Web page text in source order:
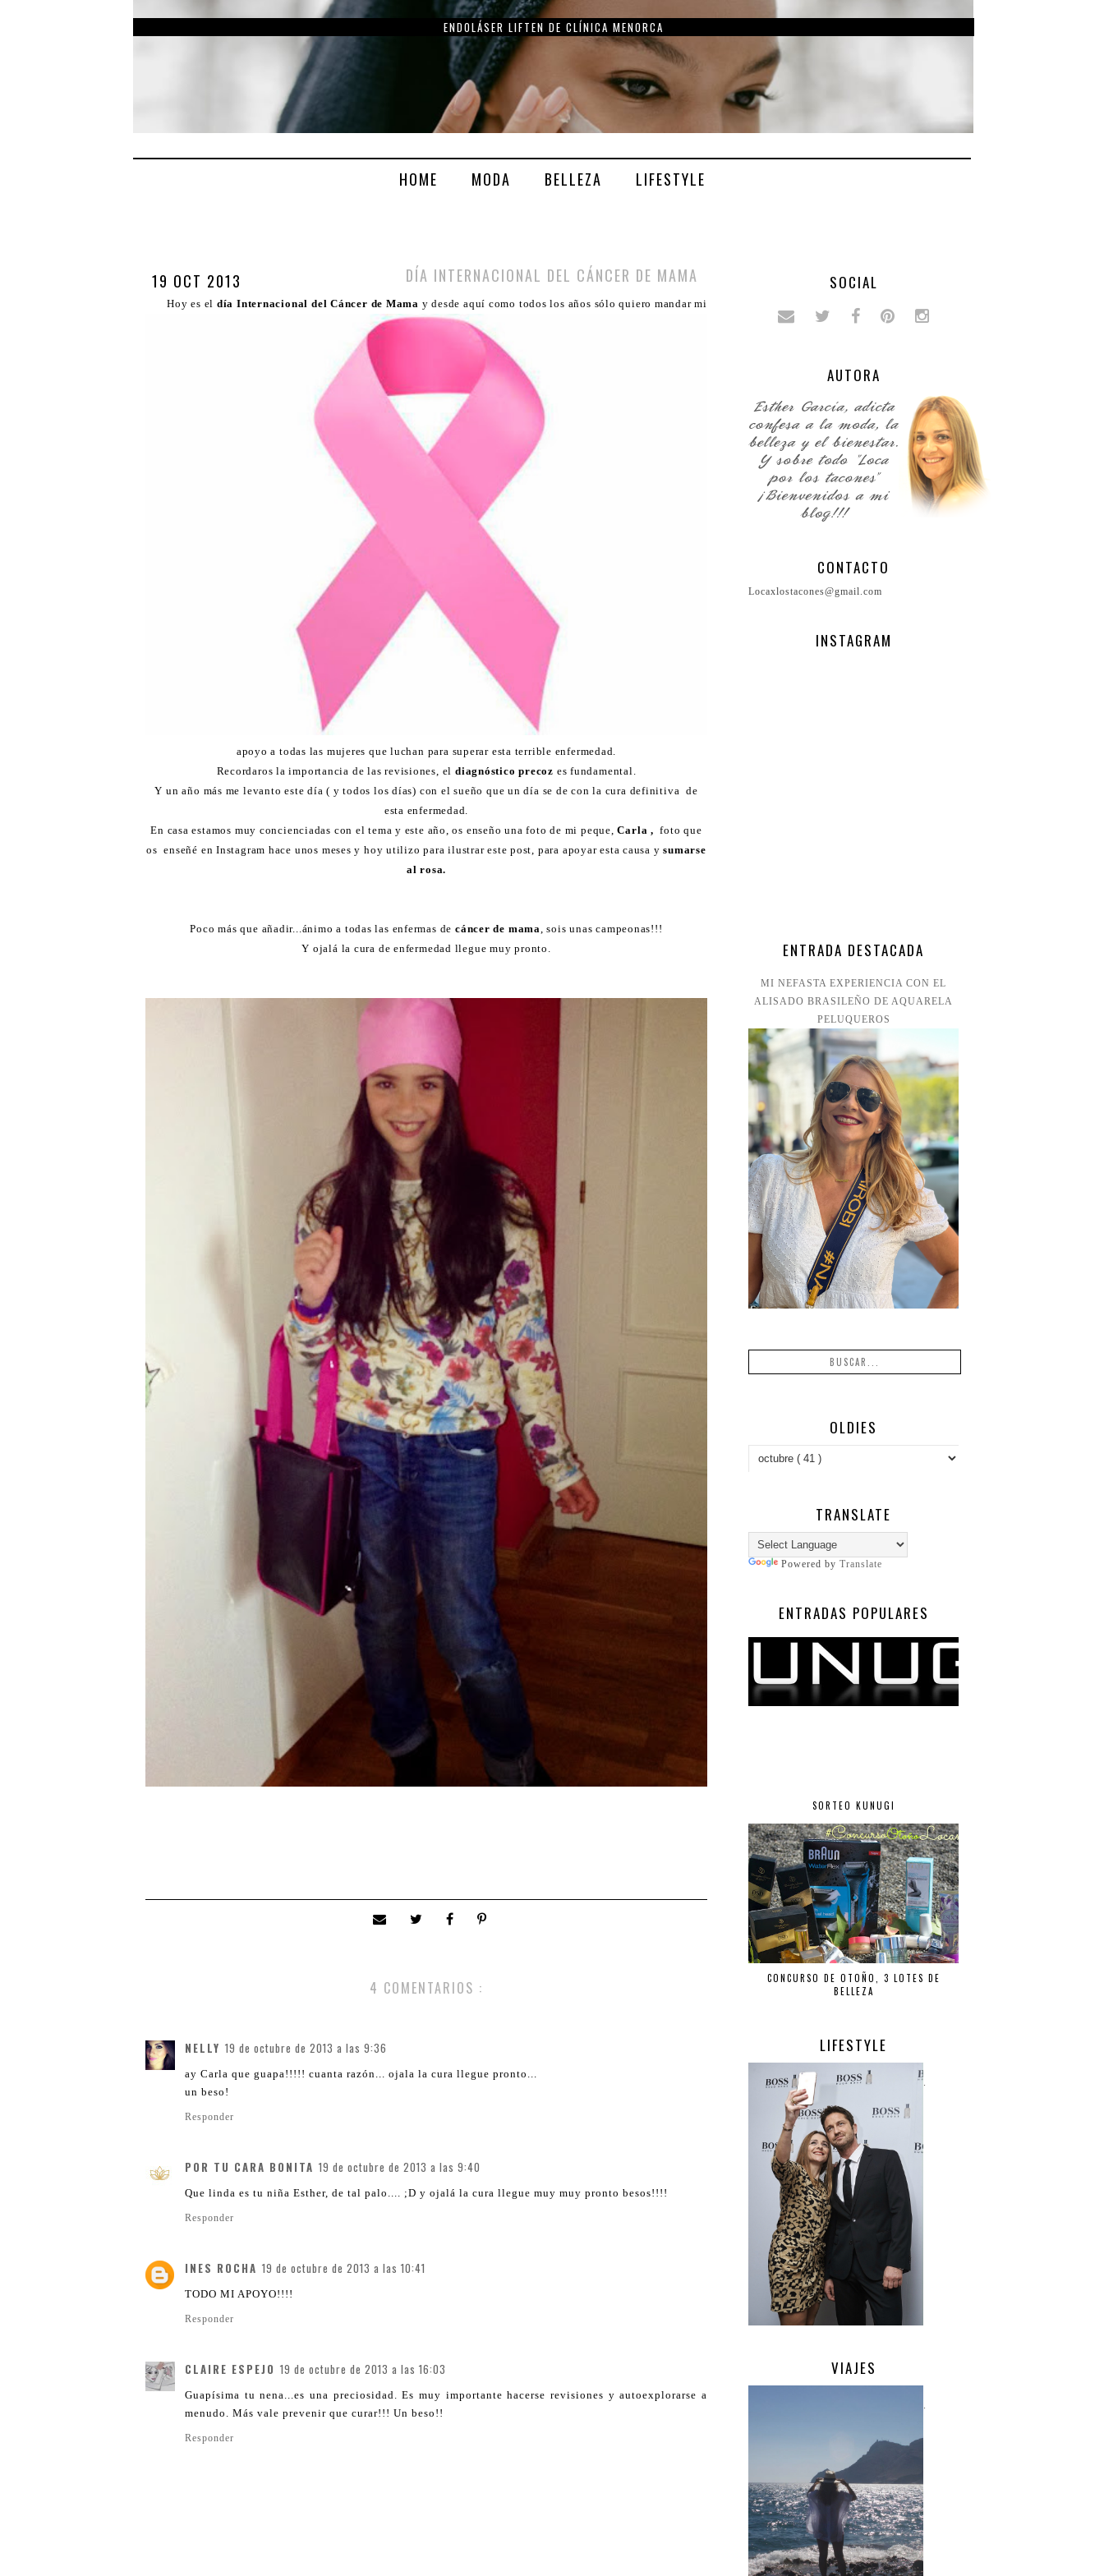
ENDOLÁSER LIFTEN DE CLÍNICA MENORCA
HOME MODA BELLEZA LIFESTYLE
19 OCT 2013 DÍA INTERNACIONAL DEL CÁNCER DE MAMA
Hoy es el día Internacional del Cáncer de Mama y desde aquí como todos los años sólo quiero mandar mi
apoyo a todas las mujeres que luchan para superar esta terrible enfermedad.
Recordaros la importancia de las revisiones, el diagnóstico precoz es fundamental.
Y un año más me levanto este día ( y todos los días) con el sueño que un día se de con la cura definitiva de
esta enfermedad.
En casa estamos muy concienciadas con el tema y este año, os enseño una foto de mi peque, Carla , foto que
os enseñé en Instagram hace unos meses y hoy utilizo para ilustrar este post, para apoyar esta causa ysumarse
al rosa.
Poco más que añadir...ánimo a todas las enfermas de cáncer de mama , sois unas campeonas!!!
Y ojalá la cura de enfermedad llegue muy pronto.
4 COMENTARIOS :
NELLY 19 de octubre de 2013 a las 9:36
ay Carla que guapa!!!!! cuanta razón... ojala la cura llegue pronto...
un beso!
Responder
POR TU CARA BONITA 19 de octubre de 2013 a las 9:40
Que linda es tu niña Esther, de tal palo.... ;D y ojalá la cura llegue muy muy pronto besos!!!!
Responder
INES ROCHA 19 de octubre de 2013 a las 10:41
TODO MI APOYO!!!!
Responder
CLAIRE ESPEJO 19 de octubre de 2013 a las 16:03
Guapísima tu nena...es una preciosidad. Es muy importante hacerse revisiones y autoexplorarse a
menudo. Más vale prevenir que curar!!! Un beso!!
Responder
SOCIAL
AUTORA
CONTACTO
Locaxlostacones@gmail.com
INSTAGRAM
ENTRADA DESTACADA
MI NEFASTA EXPERIENCIA CON EL
ALISADO BRASILEÑO DE AQUARELA
PELUQUEROS
OLDIES
TRANSLATE
Powered by Translate
ENTRADAS POPULARES
SORTEO KUNUGI
CONCURSO DE OTOÑO, 3 LOTES DE
BELLEZA
LIFESTYLE
.
VIAJES
.